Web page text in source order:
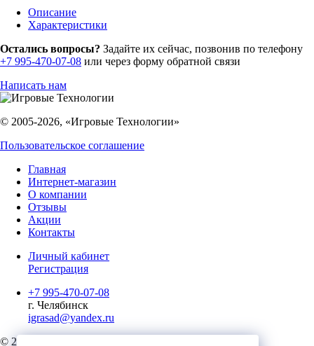
Описание
Характеристики
Остались вопросы? Задайте их сейчас, позвонив по телефону
+7 995-470-07-08 или через форму обратной связи
Написать нам
© 2005-2026, «Игровые Технологии»
Пользовательское соглашение
Главная
Интернет-магазин
О компании
Отзывы
Акции
Контакты
Личный кабинет
Регистрация
+7 995-470-07-08
г. Челябинск
igrasad@yandex.ru
© 2023, Игровые Технологии